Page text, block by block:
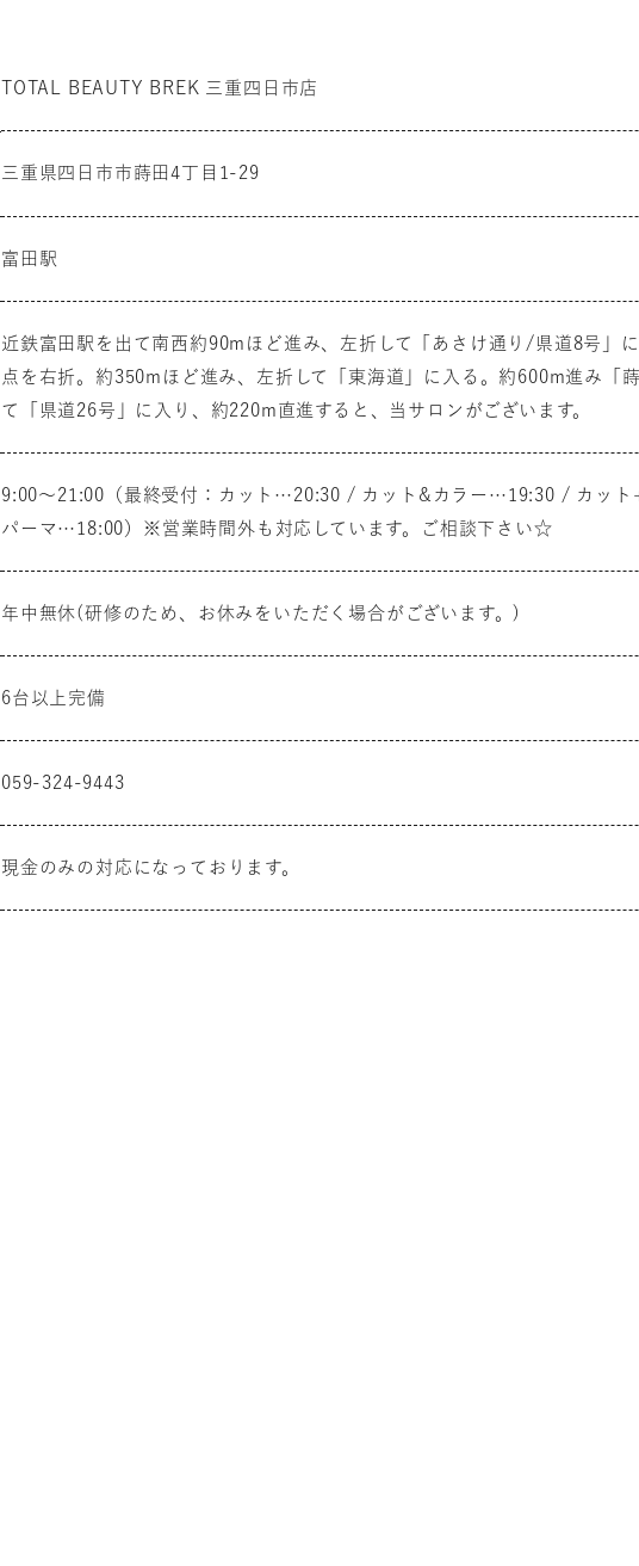
TOTAL BEAUTY BREK 三重四日市店
三重県四日市市蒔田4丁目1-29
富田駅
近鉄富田駅を出て南西約90mほど進み、左折して「あさけ通り/県道8号」
点を右折。約350mほど進み、左折して「東海道」に入る。約600m進み「
て「県道26号」に入り、約220m直進すると、当サロンがございます。
9:00～21:00（最終受付：カット…20:30 / カット&カラー…19:30 / カット
パーマ…18:00）※営業時間外も対応しています。ご相談下さい☆
年中無休(研修のため、お休みをいただく場合がございます。)
6台以上完備
059-324-9443
現金のみの対応になっております。